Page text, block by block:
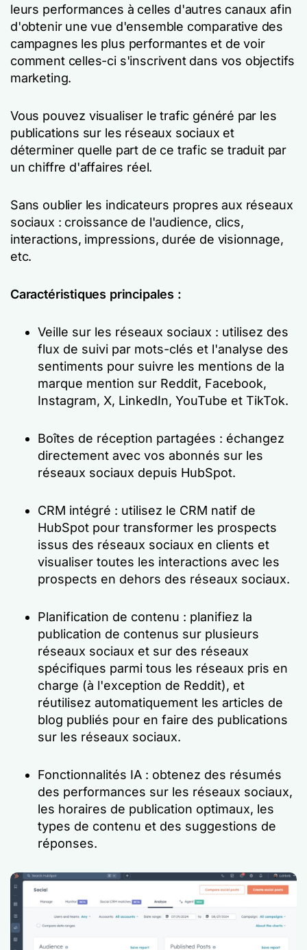
leurs performances à celles d'autres canaux afin
d'obtenir une vue d'ensemble comparative des
campagnes les plus performantes et de voir
comment celles-ci s'inscrivent dans vos objectifs
marketing.
Vous pouvez visualiser le trafic généré par les
publications sur les réseaux sociaux et
déterminer quelle part de ce trafic se traduit par
un chiffre d'affaires réel.
Sans oublier les indicateurs propres aux réseaux
sociaux : croissance de l'audience, clics,
interactions, impressions, durée de visionnage,
etc.
Caractéristiques principales :
Veille sur les réseaux sociaux : utilisez des
flux de suivi par mots-clés et l'analyse des
sentiments pour suivre les mentions de la
marque mention sur Reddit, Facebook,
Instagram, X, LinkedIn, YouTube et TikTok.
Boîtes de réception partagées : échangez
directement avec vos abonnés sur les
réseaux sociaux depuis HubSpot.
CRM intégré : utilisez le CRM natif de
HubSpot pour transformer les prospects
issus des réseaux sociaux en clients et
visualiser toutes les interactions avec les
prospects en dehors des réseaux sociaux.
Planification de contenu : planifiez la
publication de contenus sur plusieurs
réseaux sociaux et sur des réseaux
spécifiques parmi tous les réseaux pris en
charge (à l'exception de Reddit), et
réutilisez automatiquement les articles de
blog publiés pour en faire des publications
sur les réseaux sociaux.
Fonctionnalités IA : obtenez des résumés
des performances sur les réseaux sociaux,
les horaires de publication optimaux, les
types de contenu et des suggestions de
réponses.